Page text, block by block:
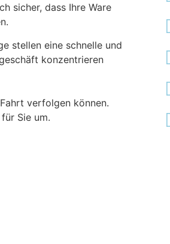
sicher, dass Ihre Ware
stellen eine schnelle und
konzentrieren
verfolgen können.
Sie um.